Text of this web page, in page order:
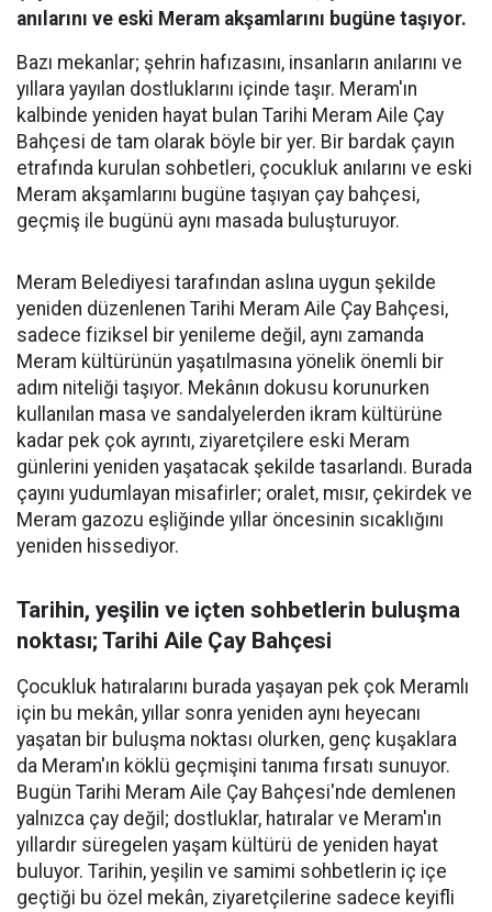
anılarını ve eski Meram akşamlarını bugüne taşıyor.
Bazı mekanlar; şehrin hafızasını, insanların anılarını ve
yıllara yayılan dostluklarını içinde taşır. Meram'ın
kalbinde yeniden hayat bulan Tarihi Meram Aile Çay
Bahçesi de tam olarak böyle bir yer. Bir bardak çayın
etrafında kurulan sohbetleri, çocukluk anılarını ve eski
Meram akşamlarını bugüne taşıyan çay bahçesi,
geçmiş ile bugünü aynı masada buluşturuyor.
Meram Belediyesi tarafından aslına uygun şekilde
yeniden düzenlenen Tarihi Meram Aile Çay Bahçesi,
sadece fiziksel bir yenileme değil, aynı zamanda
Meram kültürünün yaşatılmasına yönelik önemli bir
adım niteliği taşıyor. Mekânın dokusu korunurken
kullanılan masa ve sandalyelerden ikram kültürüne
kadar pek çok ayrıntı, ziyaretçilere eski Meram
günlerini yeniden yaşatacak şekilde tasarlandı. Burada
çayını yudumlayan misafirler; oralet, mısır, çekirdek ve
Meram gazozu eşliğinde yıllar öncesinin sıcaklığını
yeniden hissediyor.
Tarihin, yeşilin ve içten sohbetlerin buluşma
noktası; Tarihi Aile Çay Bahçesi
Çocukluk hatıralarını burada yaşayan pek çok Meramlı
için bu mekân, yıllar sonra yeniden aynı heyecanı
yaşatan bir buluşma noktası olurken, genç kuşaklara
da Meram'ın köklü geçmişini tanıma fırsatı sunuyor.
Bugün Tarihi Meram Aile Çay Bahçesi'nde demlenen
yalnızca çay değil; dostluklar, hatıralar ve Meram'ın
yıllardır süregelen yaşam kültürü de yeniden hayat
buluyor. Tarihin, yeşilin ve samimi sohbetlerin iç içe
geçtiği bu özel mekân, ziyaretçilerine sadece keyifli